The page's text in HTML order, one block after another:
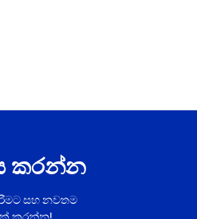
කරන්න
සහ නවතම